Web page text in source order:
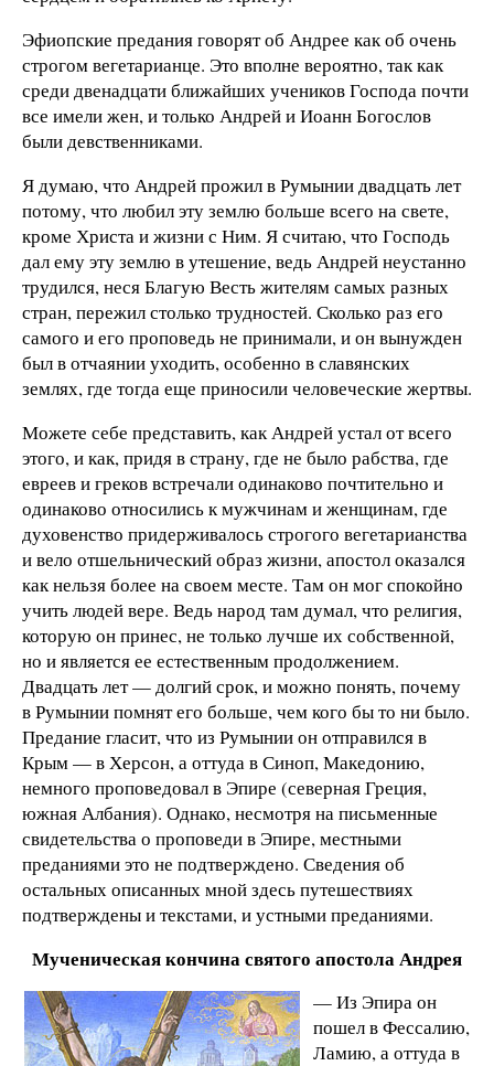
Эфиопские предания говорят об Андрее как об очень
строгом вегетарианце. Это вполне вероятно, так как
среди двенадцати ближайших учеников Господа почти
все имели жен, и только Андрей и Иоанн Богослов
были девственниками.
Я думаю, что Андрей прожил в Румынии двадцать лет
потому, что любил эту землю больше всего на свете,
кроме Христа и жизни с Ним. Я считаю, что Господь
дал ему эту землю в утешение, ведь Андрей неустанно
трудился, неся Благую Весть жителям самых разных
стран, пережил столько трудностей. Сколько раз его
самого и его проповедь не принимали, и он вынужден
был в отчаянии уходить, особенно в славянских
землях, где тогда еще приносили человеческие жертвы.
Можете себе представить, как Андрей устал от всего
этого, и как, придя в страну, где не было рабства, где
евреев и греков встречали одинаково почтительно и
одинаково относились к мужчинам и женщинам, где
духовенство придерживалось строгого вегетарианства
и вело отшельнический образ жизни, апостол оказался
как нельзя более на своем месте. Там он мог спокойно
учить людей вере. Ведь народ там думал, что религия,
которую он принес, не только лучше их собственной,
но и является ее естественным продолжением.
Двадцать лет — долгий срок, и можно понять, почему
в Румынии помнят его больше, чем кого бы то ни было.
Предание гласит, что из Румынии он отправился в
Крым — в Херсон, а оттуда в Синоп, Македонию,
немного проповедовал в Эпире (северная Греция,
южная Албания). Однако, несмотря на письменные
свидетельства о проповеди в Эпире, местными
преданиями это не подтверждено. Сведения об
остальных описанных мной здесь путешествиях
подтверждены и текстами, и устными преданиями.
Мученическая кончина святого апостола Андрея
— Из Эпира он
пошел в Фессалию,
Ламию, а оттуда в